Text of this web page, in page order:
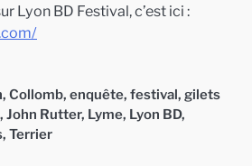
Lyon BD Festival, c’est ici :
, Collomb, enquête, festival, gilets
, John Rutter, Lyme, Lyon BD,
, Terrier